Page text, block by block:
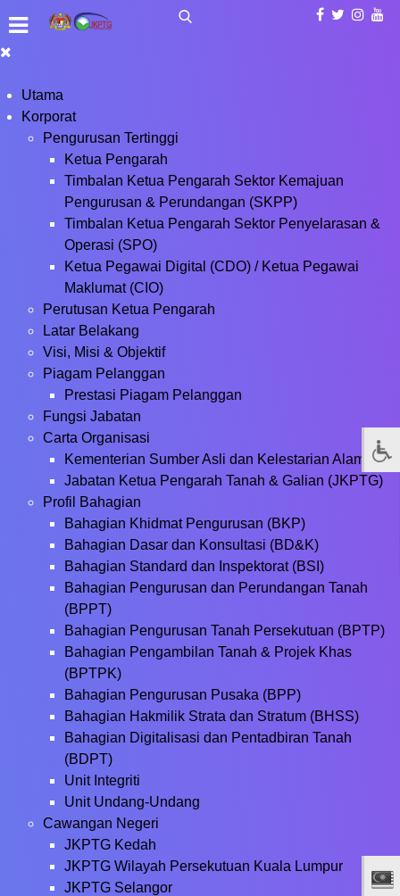
Utama
Korporat
Pengurusan Tertinggi
Ketua Pengarah
Timbalan Ketua Pengarah Sektor Kemajuan
Pengurusan & Perundangan (SKPP)
Timbalan Ketua Pengarah Sektor Penyelarasan &
Operasi (SPO)
Ketua Pegawai Digital (CDO) / Ketua Pegawai
Maklumat (CIO)
Perutusan Ketua Pengarah
Latar Belakang
Visi, Misi & Objektif
Piagam Pelanggan
Prestasi Piagam Pelanggan
Fungsi Jabatan
Carta Organisasi
Kementerian Sumber Asli dan Kelestarian Alam
Jabatan Ketua Pengarah Tanah & Galian (JKPTG)
Profil Bahagian
Bahagian Khidmat Pengurusan (BKP)
Bahagian Dasar dan Konsultasi (BD&K)
Bahagian Standard dan Inspektorat (BSI)
Bahagian Pengurusan dan Perundangan Tanah
(BPPT)
Bahagian Pengurusan Tanah Persekutuan (BPTP)
Bahagian Pengambilan Tanah & Projek Khas
(BPTPK)
Bahagian Pengurusan Pusaka (BPP)
Bahagian Hakmilik Strata dan Stratum (BHSS)
Bahagian Digitalisasi dan Pentadbiran Tanah
(BDPT)
Unit Integriti
Unit Undang-Undang
Cawangan Negeri
JKPTG Kedah
JKPTG Wilayah Persekutuan Kuala Lumpur
JKPTG Selangor